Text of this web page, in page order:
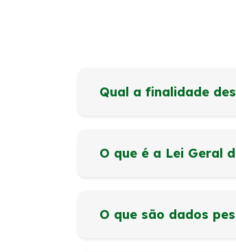
Qual a finalidade
O que é a Lei Geral
O que são dados